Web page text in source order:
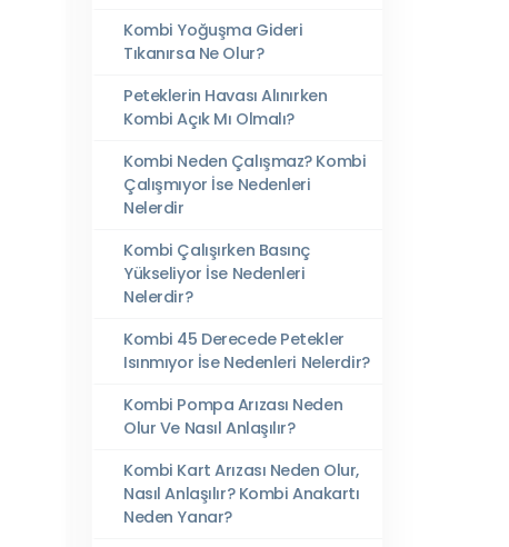
Kombi Yoğuşma Gideri
Tıkanırsa Ne Olur?
Peteklerin Havası Alınırken
Kombi Açık Mı Olmalı?
Kombi Neden Çalışmaz? Kombi
Çalışmıyor İse Nedenleri
Nelerdir
Kombi Çalışırken Basınç
Yükseliyor İse Nedenleri
Nelerdir?
Kombi 45 Derecede Petekler
Isınmıyor İse Nedenleri Nelerdir?
Kombi Pompa Arızası Neden
Olur Ve Nasıl Anlaşılır?
Kombi Kart Arızası Neden Olur,
Nasıl Anlaşılır? Kombi Anakartı
Neden Yanar?